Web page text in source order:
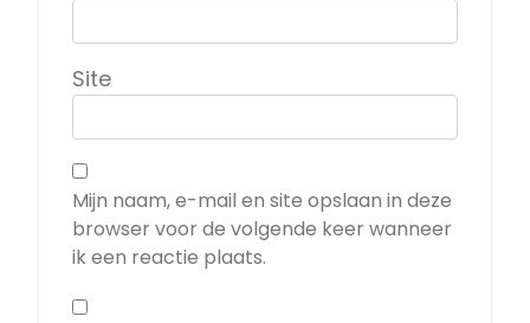
Site
Mijn naam, e-mail en site opslaan in deze
browser voor de volgende keer wanneer
ik een reactie plaats.